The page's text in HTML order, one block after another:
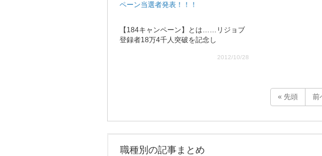
ペーン当選者発表！！！
【184キャンペーン】とは……リジョブ
登録者18万4千人突破を記念し
2012/10/28
« 先頭 前
職種別の記事まとめ